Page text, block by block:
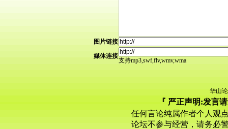
图片链接
媒体连接
支持mp3,swf,flv,wmv,wma
华山
『 严正声明:发言
任何言论纯属作者个人观
论坛不参与经营，请务必